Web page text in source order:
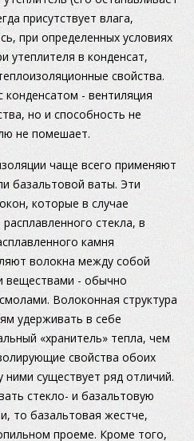
присутствует влага,
при определенных условиях
утеплителя в конденсат,
свойства.
- вентиляция
но и способность не
не помешает.
чаще всего применяют
базальтовой ваты. Эти
которые в случае
стекла, в
камня
волокна между собой
веществами - обычно
Волоконная структура
удерживать в себе
«хранитель» тепла, чем
свойства обоих
существует ряд отличий.
стекло- и базальтовую
то базальтовая жестче,
проеме. Кроме того,